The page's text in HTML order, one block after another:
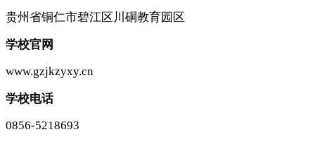
贵州省铜仁市碧江区川硐教育园区
学校官网
www.gzjkzyxy.cn
学校电话
0856-5218693